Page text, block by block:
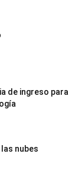
de ingreso para
nubes